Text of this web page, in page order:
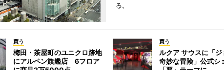
る。
買う
梅田・茶屋町のユニクロ跡地
にアルペン旗艦店 6フロア
買う
ルクア サウスに「
奇妙な冒険」公式